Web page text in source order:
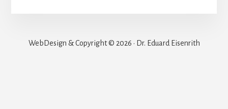
WebDesign & Copyright © 2026 · Dr. Eduard Eisenrith